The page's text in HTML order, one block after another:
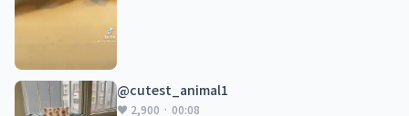
@cutest_animal1
♥ 2,900 · 00:08